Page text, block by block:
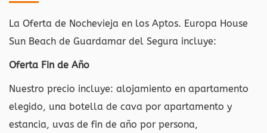
La Oferta de Nochevieja en los Aptos. Europa House
Sun Beach de Guardamar del Segura incluye:
Oferta Fin de Año
Nuestro precio incluye: alojamiento en apartamento
elegido, una botella de cava por apartamento y
estancia, uvas de fin de año por persona,